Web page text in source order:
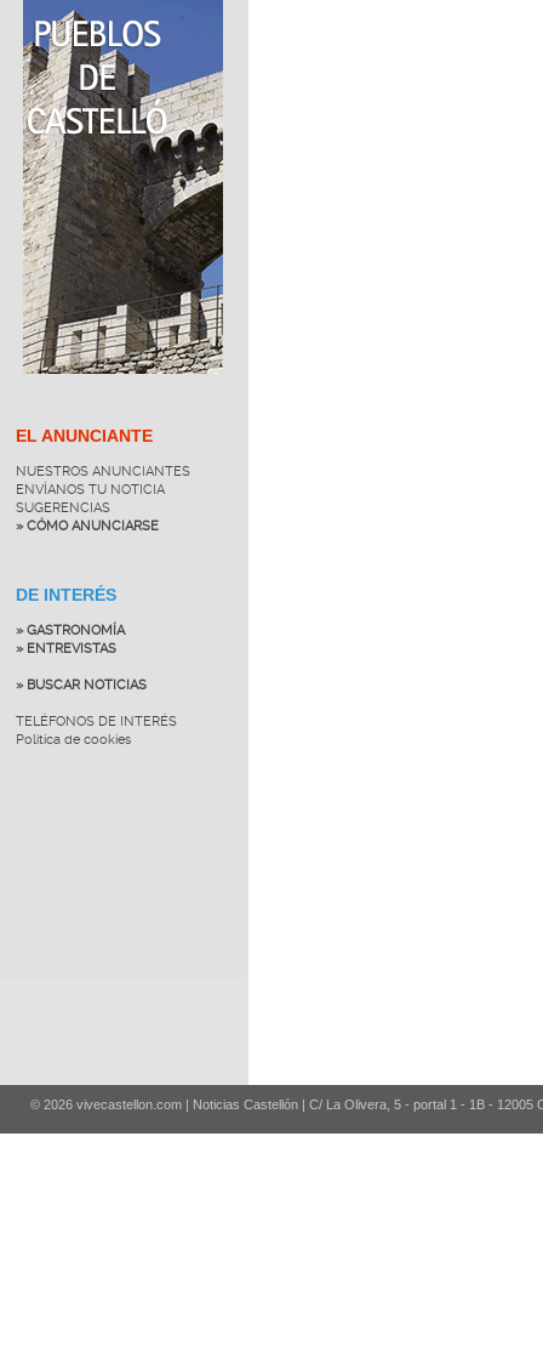
EL ANUNCIANTE
NUESTROS ANUNCIANTES
ENVÍANOS TU NOTICIA
SUGERENCIAS
» CÓMO ANUNCIARSE
DE INTERÉS
» GASTRONOMÍA
» ENTREVISTAS
» BUSCAR NOTICIAS
TELÉFONOS DE INTERÉS
Política de cookies
© 2026 vivecastellon.com | Noticias Castellón | C/ La Olivera, 5 - portal 1 - 1B - 12005